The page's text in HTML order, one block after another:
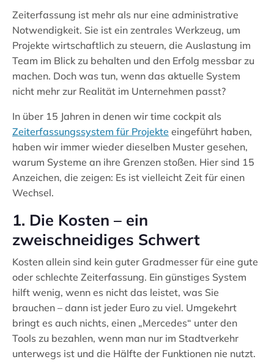
Zeiterfassung ist mehr als nur eine administrative
Notwendigkeit. Sie ist ein zentrales Werkzeug, um
Projekte wirtschaftlich zu steuern, die Auslastung im
Team im Blick zu behalten und den Erfolg messbar zu
machen. Doch was tun, wenn das aktuelle System
nicht mehr zur Realität im Unternehmen passt?
In über 15 Jahren in denen wir time cockpit als
Zeiterfassungssystem für Projekte eingeführt haben,
haben wir immer wieder dieselben Muster gesehen,
warum Systeme an ihre Grenzen stoßen. Hier sind 15
Anzeichen, die zeigen: Es ist vielleicht Zeit für einen
Wechsel.
1. Die Kosten – ein
zweischneidiges Schwert
Kosten allein sind kein guter Gradmesser für eine gute
oder schlechte Zeiterfassung. Ein günstiges System
hilft wenig, wenn es nicht das leistet, was Sie
brauchen – dann ist jeder Euro zu viel. Umgekehrt
bringt es auch nichts, einen „Mercedes“ unter den
Tools zu bezahlen, wenn man nur im Stadtverkehr
unterwegs ist und die Hälfte der Funktionen nie nutzt.